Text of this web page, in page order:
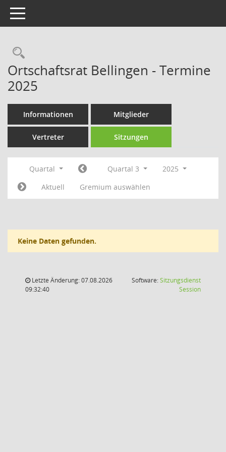
Toggle navigation
Rechercheauswahl
Ortschaftsrat Bellingen - Termine
2025
Informationen Mitglieder
Vertreter Sitzungen
Quartal Quartal 3
2025
Aktuell
Gremium auswählen
Keine Daten gefunden.
Letzte Änderung: 07.08.2026
09:32:40
Software:Sitzungsdienst
Session(Wird in